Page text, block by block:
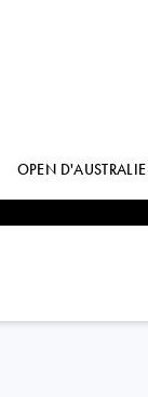
OPEN D'AUSTRALIE